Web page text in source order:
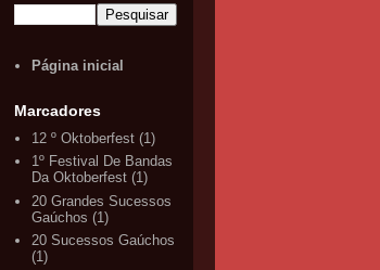
Página inicial
Marcadores
12 º Oktoberfest (1)
1º Festival De Bandas
Da Oktoberfest (1)
20 Grandes Sucessos
Gaúchos (1)
20 Sucessos Gaúchos
(1)